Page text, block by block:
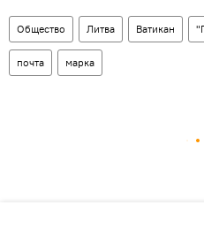
Общество Литва Ватикан
почта марка